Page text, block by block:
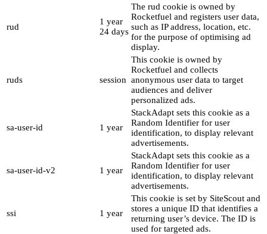
rud
1 year
24 days
The rud cookie is owned by
Rocketfuel and registers user data,
such as IP address, location, etc.
for the purpose of optimising ad
display.
ruds session
This cookie is owned by
Rocketfuel and collects
anonymous user data to target
audiences and deliver
personalized ads.
sa-user-id 1 year
StackAdapt sets this cookie as a
Random Identifier for user
identification, to display relevant
advertisements.
sa-user-id-v2 1 year
StackAdapt sets this cookie as a
Random Identifier for user
identification, to display relevant
advertisements.
ssi 1 year
This cookie is set by SiteScout and
stores a unique ID that identifies a
returning user’s device. The ID is
used for targeted ads.